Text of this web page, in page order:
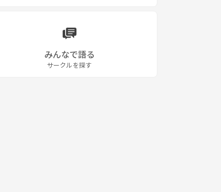
みんなで語る
サークルを探す